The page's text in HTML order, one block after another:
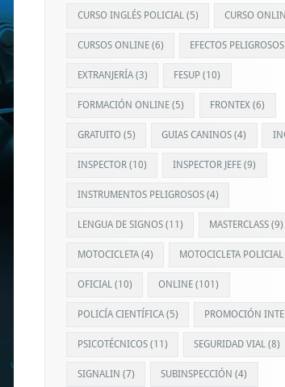
CURSO INGLÉS POLICIAL(5) CURSO
CURSOS ONLINE(6) EFECTOS PELIGROSOS
EXTRANJERÍA(3) FESUP (10)
FORMACIÓN ONLINE(5) FRONTEX (6)
GRATUITO (5) GUIAS CANINOS (4)
INSPECTOR(10) INSPECTOR JEFE (9)
INSTRUMENTOS PELIGROSOS(4)
LENGUA DE SIGNOS(11) MASTERCLASS (9)
MOTOCICLETA(4) MOTOCICLETA POLICIAL
OFICIAL(10) ONLINE (101)
POLICÍA CIENTÍFICA(5) PROMOCIÓN
PSICOTÉCNICOS(11) SEGURIDAD VIAL (8)
SIGNALIN (7) SUBINSPECCIÓN (4)